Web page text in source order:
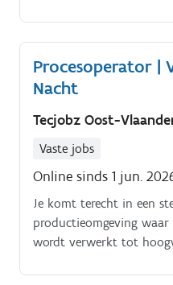
in vaste nachtploeg die
mechanische storingen
Procesoperator |
Nacht
Tecjobz Oost-
Vaste jobs
Online sinds 1 jun.
Je komt terecht in een
productieomgeving
wordt verwerkt tot